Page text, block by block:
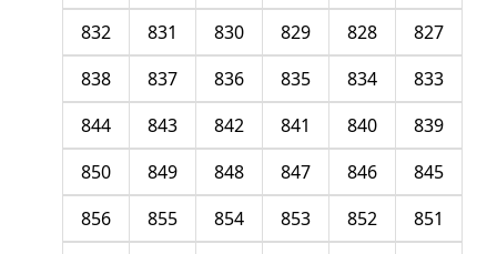
827
828
829
830
831
832
833
834
835
836
837
838
839
840
841
842
843
844
845
846
847
848
849
850
851
852
853
854
855
856